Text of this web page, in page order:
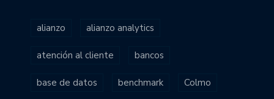
alianzo alianzo analytics
atención al cliente bancos
base de datos benchmark Colmo